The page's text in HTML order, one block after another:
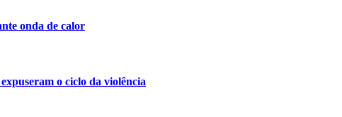
onda de calor
o ciclo da violência